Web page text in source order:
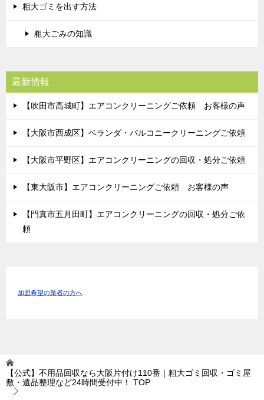
粗大ゴミを出す方法
粗大ごみの知識
最新情報
【吹田市高城町】エアコンクリーニングご依頼 お客様の声
【大阪市西成区】ベランダ・バルコニークリーニングご依頼
【大阪市平野区】エアコンクリーニングの回収・処分ご依頼
【東大阪市】エアコンクリーニングご依頼 お客様の声
【門真市五月田町】エアコンクリーニングの回収・処分ご依
頼
加盟希望の業者の方へ
【公式】不用品回収なら大阪片付け110番｜粗大ゴミ回収・ゴミ屋
敷・遺品整理など24時間受付中！
TOP